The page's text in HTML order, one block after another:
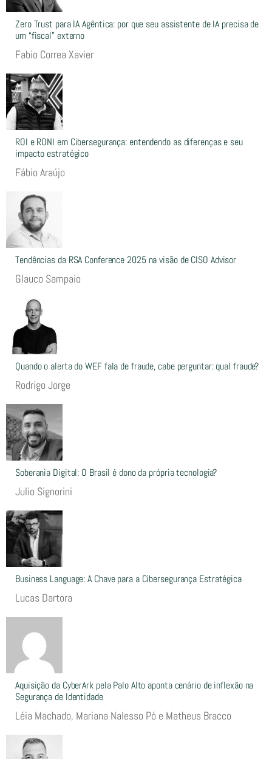
Zero Trust para IA Agêntica: por que seu assistente de IA precisa de
um “fiscal” externo
Fabio Correa Xavier
ROI e RONI em Cibersegurança: entendendo as diferenças e seu
impacto estratégico
Fábio Araújo
Tendências da RSA Conference 2025 na visão de CISO Advisor
Glauco Sampaio
Quando o alerta do WEF fala de fraude, cabe perguntar: qual fraude?
Rodrigo Jorge
Soberania Digital: O Brasil é dono da própria tecnologia?
Julio Signorini
Business Language: A Chave para a Cibersegurança Estratégica
Lucas Dartora
Aquisição da CyberArk pela Palo Alto aponta cenário de inflexão na
Segurança de Identidade
Léia Machado, Mariana Nalesso Pó e Matheus Bracco